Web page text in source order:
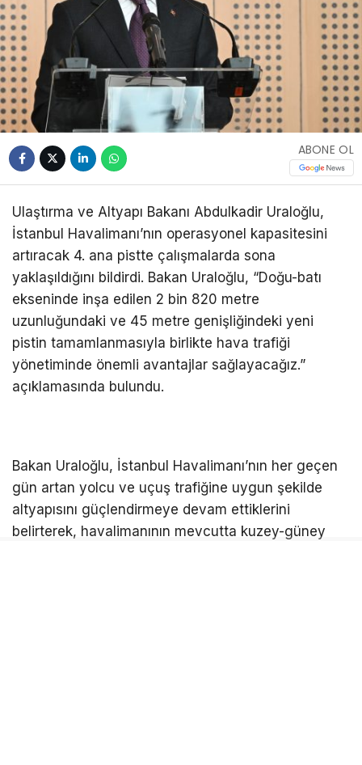
ABONE OL
Ulaştırma ve Altyapı Bakanı Abdulkadir Uraloğlu,
İstanbul Havalimanı’nın operasyonel kapasitesini
artıracak 4. ana pistte çalışmalarda sona
yaklaşıldığını bildirdi. Bakan Uraloğlu, “Doğu-batı
ekseninde inşa edilen 2 bin 820 metre
uzunluğundaki ve 45 metre genişliğindeki yeni
pistin tamamlanmasıyla birlikte hava trafiği
yönetiminde önemli avantajlar sağlayacağız.”
açıklamasında bulundu.
Bakan Uraloğlu, İstanbul Havalimanı’nın her geçen
gün artan yolcu ve uçuş trafiğine uygun şekilde
altyapısını güçlendirmeye devam ettiklerini
belirterek, havalimanının mevcutta kuzey-güney